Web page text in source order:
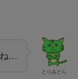
とりみどら
ね…